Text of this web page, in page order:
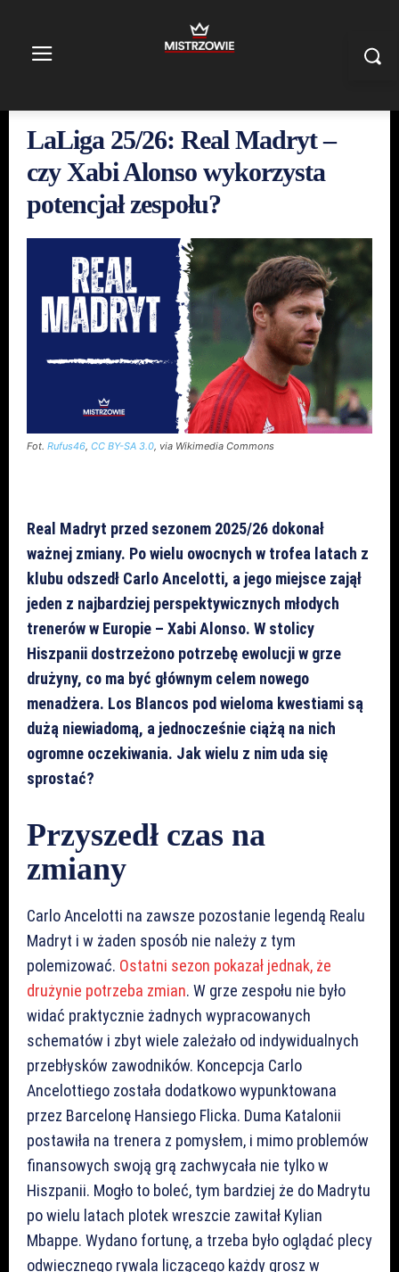
LaLiga 25/26: Real Madryt –
czy Xabi Alonso wykorzysta
potencjał zespołu?
Fot. Rufus46 CC BY-SA 3.0 , via Wikimedia Commons
Real Madryt przed sezonem 2025/26 dokonał
ważnej zmiany. Po wielu owocnych w trofea latach z
klubu odszedł Carlo Ancelotti, a jego miejsce zajął
jeden z najbardziej perspektywicznych młodych
trenerów w Europie – Xabi Alonso. W stolicy
Hiszpanii dostrzeżono potrzebę ewolucji w grze
drużyny, co ma być głównym celem nowego
menadżera. Los Blancos pod wieloma kwestiami są
dużą niewiadomą, a jednocześnie ciążą na nich
ogromne oczekiwania. Jak wielu z nim uda się
sprostać?
Przyszedł czas na
zmiany
Carlo Ancelotti na zawsze pozostanie legendą Realu
Madryt i w żaden sposób nie należy z tym
polemizować. Ostatni sezon pokazał jednak, że
drużynie potrzeba zmian. W grze zespołu nie było
widać praktycznie żadnych wypracowanych
schematów i zbyt wiele zależało od indywidualnych
przebłysków zawodników. Koncepcja Carlo
Ancelottiego została dodatkowo wypunktowana
przez Barcelonę Hansiego Flicka. Duma Katalonii
postawiła na trenera z pomysłem, i mimo problemów
finansowych swoją grą zachwycała nie tylko w
Hiszpanii. Mogło to boleć, tym bardziej że do Madrytu
po wielu latach plotek wreszcie zawitał Kylian
Mbappe. Wydano fortunę, a trzeba było oglądać plecy
odwiecznego rywala liczącego każdy grosz w